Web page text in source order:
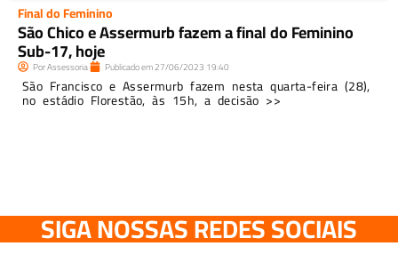
Final do Feminino
São Chico e Assermurb fazem a final do Feminino
Sub-17, hoje
PorAssessoria Publicado em27/06/2023 19:40
São Francisco e Assermurb fazem nesta quarta-feira (28),
no estádio Florestão, às 15h, a decisão >>
SIGA NOSSAS REDES SOCIAIS